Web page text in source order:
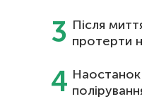
Після
протерти